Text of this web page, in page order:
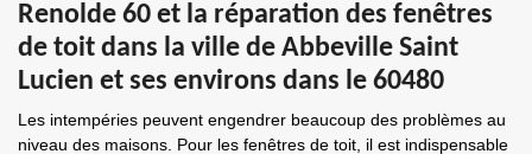
Renolde 60 et la réparation des fenêtres
de toit dans la ville de Abbeville Saint
Lucien et ses environs dans le 60480
Les intempéries peuvent engendrer beaucoup des problèmes au
niveau des maisons. Pour les fenêtres de toit, il est indispensable